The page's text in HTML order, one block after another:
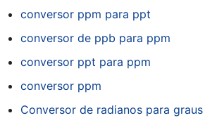
conversor ppm para ppt
conversor de ppb para ppm
conversor ppt para ppm
conversor ppm
Conversor de radianos para graus